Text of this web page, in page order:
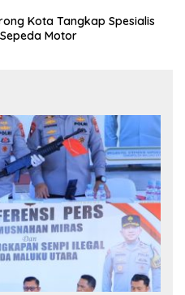
Kota Tangkap Spesialis
Motor